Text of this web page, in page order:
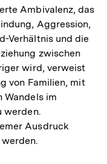
der
Fußnote
Ambivalenz, das
Aggression,
Verhältnis und die
zwischen
wird, verweist
von Familien, mit
Wandels im
werden.
Ausdruck